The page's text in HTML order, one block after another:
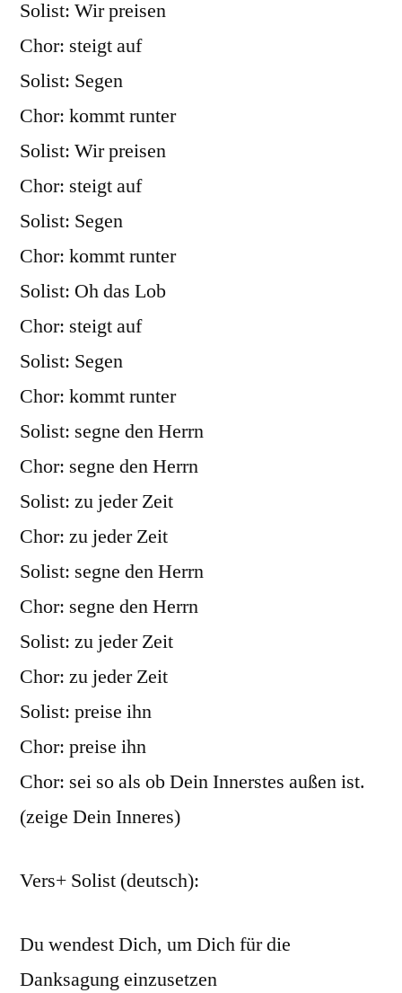
Solist: Wir preisen
Chor: steigt auf
Solist: Segen
Chor: kommt runter
Solist: Wir preisen
Chor: steigt auf
Solist: Segen
Chor: kommt runter
Solist: Oh das Lob
Chor: steigt auf
Solist: Segen
Chor: kommt runter
Solist: segne den Herrn
Chor: segne den Herrn
Solist: zu jeder Zeit
Chor: zu jeder Zeit
Solist: segne den Herrn
Chor: segne den Herrn
Solist: zu jeder Zeit
Chor: zu jeder Zeit
Solist: preise ihn
Chor: preise ihn
Chor: sei so als ob Dein Innerstes außen ist.
(zeige Dein Inneres)
Vers+ Solist (deutsch):
Du wendest Dich, um Dich für die
Danksagung einzusetzen